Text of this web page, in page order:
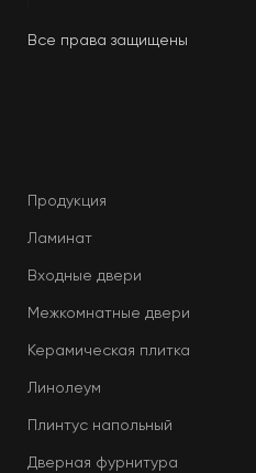
Все права защищены
Продукция
Ламинат
Входные двери
Межкомнатные двери
Керамическая плитка
Линолеум
Плинтус напольный
Дверная фурнитура